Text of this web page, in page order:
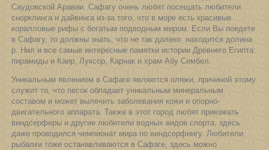
Саудовской Аравии. Сафагу очень любят посещать любители
снорклинга и дайвинга из-за того, что в море есть красивые
коралловые рифы с богатым подводным миром. Если Вы поедете
в Сафагу, то должны знать, что не так далеко находится долина
р. Нил и все самые интересные памятки истории Древнего Египта:
пирамиды и Каир, Луксор, Карнак и храм Абу Симбел.
Уникальным явлением в Сафаге являются пляжи, причиной этому
служит то, что песок обладает уникальным минеральным
составом и может вылечить заболевания кожи и опорно-
двигательного аппарата. Также в этот город любят приезжать
виндсерферы и другие любители водных видов спорта, здесь
даже проводился чемпионат мира по виндсерфингу. Любители
рыбалки тоже останавливаются в Сафаге, здесь можно